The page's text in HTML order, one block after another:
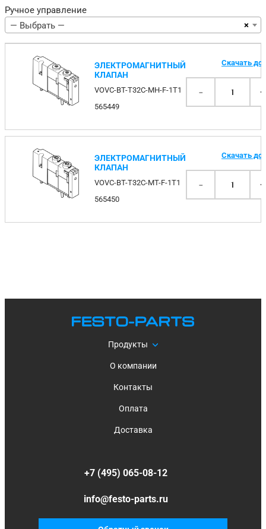
Ручное управление
×
— Выбрать —
ЭЛЕКТРОМАГНИТНЫЙ
КЛАПАН
VOVC-BT-T32C-MH-F-1T1
565449
Скачать
- 1
ЭЛЕКТРОМАГНИТНЫЙ
КЛАПАН
VOVC-BT-T32C-MT-F-1T1
565450
Скачать
- 1
Продукты
О компании
Контакты
Оплата
Доставка
+7 (495) 065-08-12
info@festo-parts.ru